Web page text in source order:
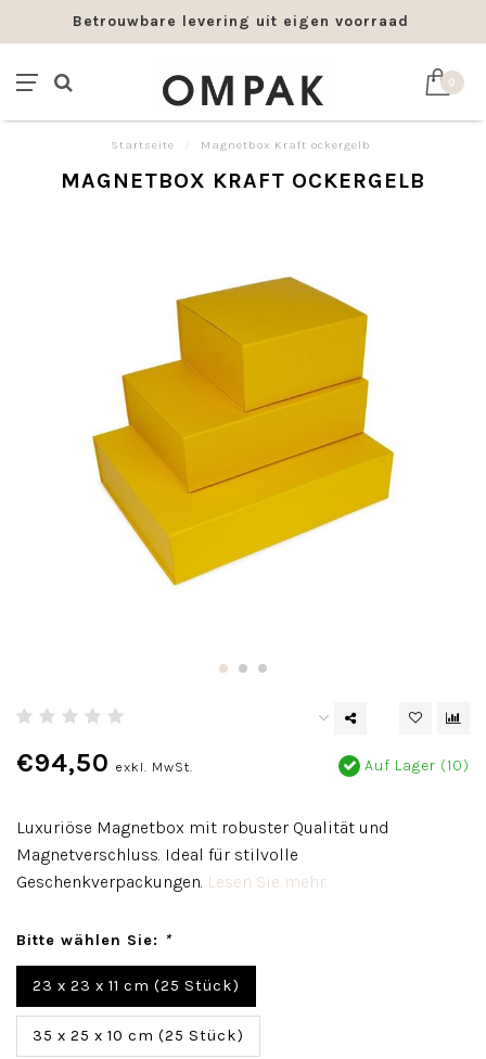
Betrouwbare levering uit eigen voorraad
0
Startseite Magnetbox Kraft ockergelb
MAGNETBOX KRAFT OCKERGELB
€94,50 exkl. MwSt. Auf Lager (10)
Luxuriöse Magnetbox mit robuster Qualität und
Magnetverschluss. Ideal für stilvolle
Geschenkverpackungen. Lesen Sie mehr..
Bitte wählen Sie: *
23 x 23 x 11 cm (25 Stück)
35 x 25 x 10 cm (25 Stück)